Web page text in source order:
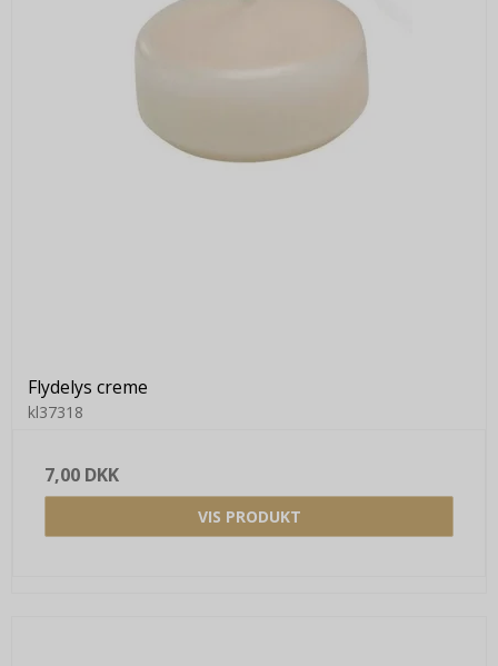
Flydelys creme
kl37318
7,00 DKK
VIS PRODUKT